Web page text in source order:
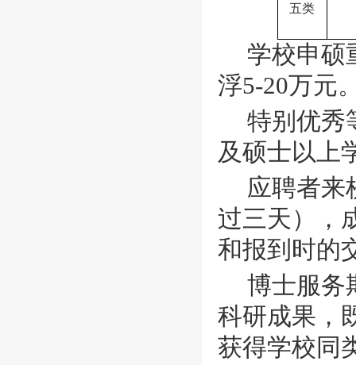
五类
学校申硕
浮5-20万元
特别优秀
及硕士以上
应聘者来
过三天），
和报到时的
博士服务
科研成果，
获得学校同